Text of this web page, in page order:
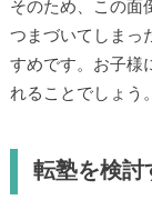
そのため、この面
つまづいてしまっ
すめです。お子様
れることでしょう。
転塾を検討